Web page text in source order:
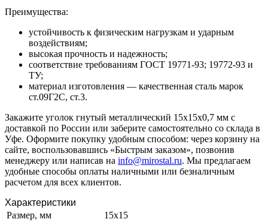
Преимущества:
устойчивость к физическим нагрузкам и ударным
воздействиям;
высокая прочность и надежность;
соответствие требованиям ГОСТ 19771-93; 19772-93 и
ТУ;
материал изготовления — качественная сталь марок
ст.09Г2С, ст.3.
Закажите уголок гнутый металлический 15х15х0,7 мм с
доставкой по России или заберите самостоятельно со склада в
Уфе. Оформите покупку удобным способом: через корзину на
сайте, воспользовавшись «Быстрым заказом», позвонив
менеджеру или написав на info@mirostal.ru. Мы предлагаем
удобные способы оплаты наличными или безналичным
расчетом для всех клиентов.
Характеристики
Размер, мм
15х15